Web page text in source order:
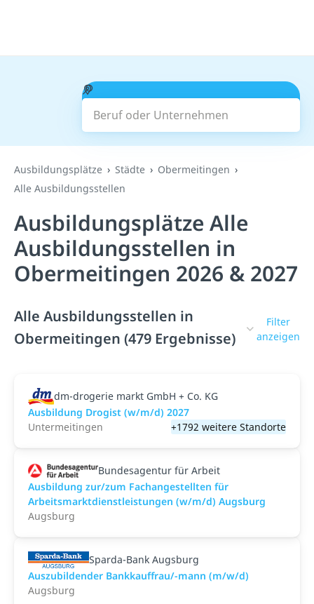
Beruf oder Unternehmen
Suchen
Ausbildungsplätze Städte
Obermeitingen
Alle Ausbildungsstellen
Ausbildungsplätze Alle
Ausbildungsstellen in
Obermeitingen 2026 & 2027
Alle Ausbildungsstellen in
Obermeitingen (479 Ergebnisse)
Filter
anzeigen
dm-drogerie markt GmbH + Co. KG
Ausbildung Drogist (w/m/d) 2027
Untermeitingen
+1792 weitere Standorte
Bundesagentur für Arbeit
Ausbildung zur/zum Fachangestellten für
Arbeitsmarktdienstleistungen (w/m/d) Augsburg
Augsburg
Sparda-Bank Augsburg
Auszubildender Bankkauffrau/-mann (m/w/d)
Augsburg